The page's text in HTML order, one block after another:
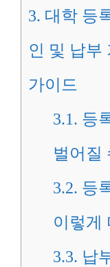
3. 대학 등
인 및 납부
가이드
3.1. 등
벌어질
3.2. 등
이렇게
3.3. 납